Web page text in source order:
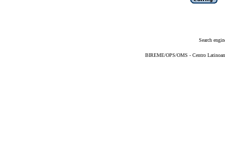
Search
BIREME/OPS/OMS - Centro